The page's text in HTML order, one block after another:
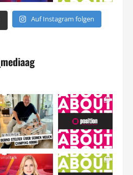
Auf Instagram folgen